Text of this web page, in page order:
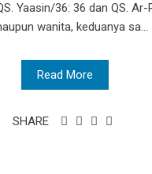
Yaasin/36: 36 dan QS. Ar-
wanita, keduanya sa...
Read More
SHARE